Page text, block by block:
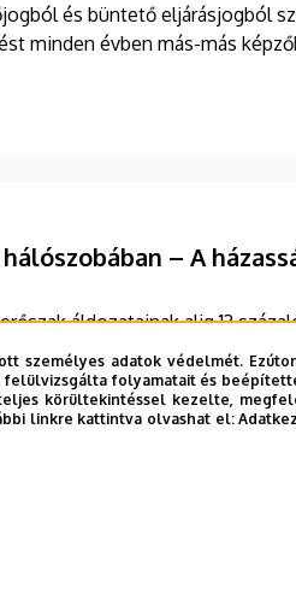
és büntető eljárásjogból
minden évben más-más
– A
áldozatainak alig 13
a hatóságok előtt.
is bíróság elé került.
Debreceni Egyetem
személyes adatok védelmét.
folyamatait és
körültekintéssel kezelte,
linkre kattintva olvashat el: